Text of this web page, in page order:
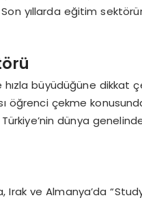
yıllarda eğitim
büyüdüğüne dikkat
öğrenci çekme
dünya
Irak ve Almanya’da